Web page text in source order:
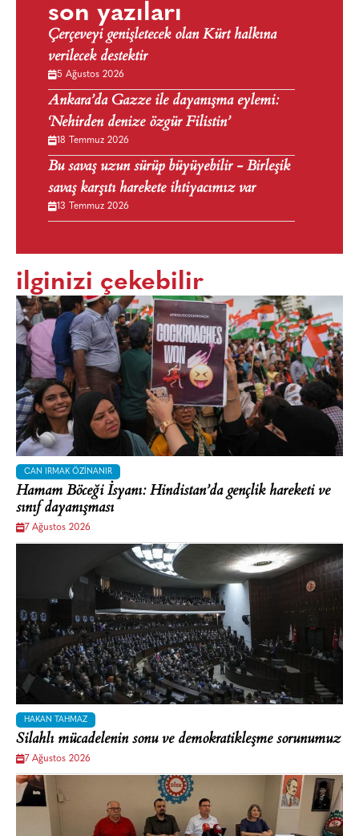
son yazıları
Çerçeveyi genişletecek olan Kürt halkına
verilecek destektir
5 Ağustos 2026
Ankara’da Gazze ile dayanışma eylemi:
‘Nehirden denize özgür Filistin’
18 Temmuz 2026
Bu savaş uzun sürüp büyüyebilir - Birleşik
savaş karşıtı harekete ihtiyacımız var
13 Temmuz 2026
ilginizi çekebilir
CAN IRMAK ÖZINANIR
Hamam Böceği İsyanı: Hindistan’da gençlik hareketi ve
sınıf dayanışması
7 Ağustos 2026
HAKAN TAHMAZ
Silahlı mücadelenin sonu ve demokratikleşme sorunumuz
7 Ağustos 2026